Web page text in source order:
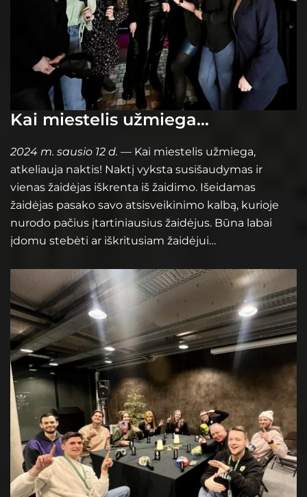
Kai miestelis užmiega…
2024 m. sausio 12 d. — Kai miestelis užmiega,
atkeliauja naktis! Naktį vyksta susišaudymas ir
vienas žaidėjas iškrenta iš žaidimo. Išeidamas
žaidėjas pasako savo atsisveikinimo kalbą, kurioje
nurodo pačius įtartiniausius žaidėjus. Būna labai
įdomu stebėti ar iškritusiam žaidėjui…